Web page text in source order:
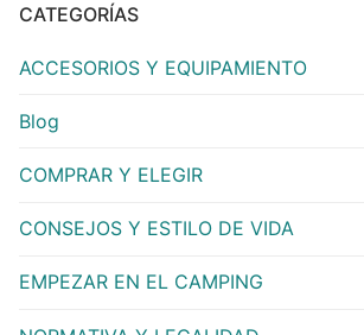
CATEGORÍAS
ACCESORIOS Y EQUIPAMIENTO
Blog
COMPRAR Y ELEGIR
CONSEJOS Y ESTILO DE VIDA
EMPEZAR EN EL CAMPING